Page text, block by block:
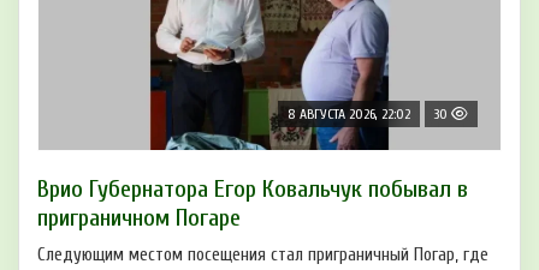
8 АВГУСТА 2026, 22:02 30
Врио Губернатора Егор Ковальчук побывал в
приграничном Погаре
Следующим местом посещения стал приграничный Погар, где